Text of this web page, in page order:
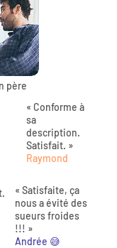
père
« Conforme à
sa
description.
Satisfait. »
Raymond
« Satisfaite, ça
nous a évité des
sueurs froides
!!! »
Andrée 😅